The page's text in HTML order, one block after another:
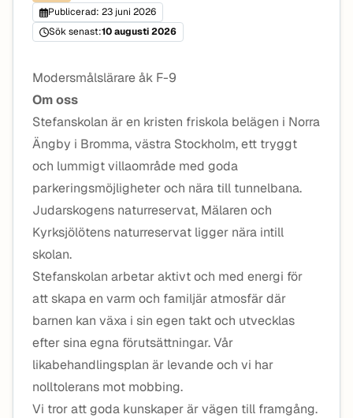
Publicerad: 23 juni 2026
Sök senast:10 augusti 2026
Modersmålslärare åk F-9
Om oss
Stefanskolan är en kristen friskola belägen i Norra
Ängby i Bromma, västra Stockholm, ett tryggt
och lummigt villaområde med goda
parkeringsmöjligheter och nära till tunnelbana.
Judarskogens naturreservat, Mälaren och
Kyrksjölötens naturreservat ligger nära intill
skolan.
Stefanskolan arbetar aktivt och med energi för
att skapa en varm och familjär atmosfär där
barnen kan växa i sin egen takt och utvecklas
efter sina egna förutsättningar. Vår
likabehandlingsplan är levande och vi har
nolltolerans mot mobbing.
Vi tror att goda kunskaper är vägen till framgång.